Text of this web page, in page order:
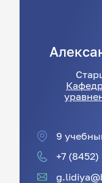
9
+7 (8452)